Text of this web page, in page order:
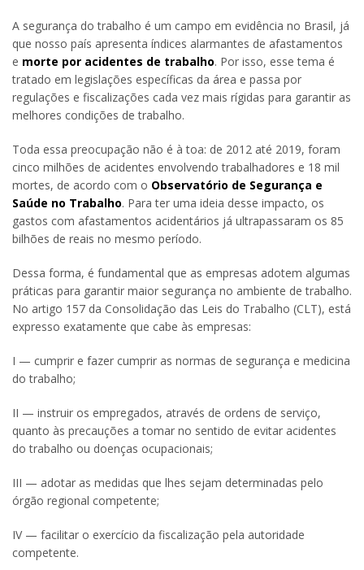
A segurança do trabalho é um campo em evidência no Brasil, já
que nosso país apresenta índices alarmantes de afastamentos
e morte por acidentes de trabalho. Por isso, esse tema é
tratado em legislações específicas da área e passa por
regulações e fiscalizações cada vez mais rígidas para garantir as
melhores condições de trabalho.
Toda essa preocupação não é à toa: de 2012 até 2019, foram
cinco milhões de acidentes envolvendo trabalhadores e 18 mil
mortes, de acordo com o Observatório de Segurança e
Saúde no Trabalho. Para ter uma ideia desse impacto, os
gastos com afastamentos acidentários já ultrapassaram os 85
bilhões de reais no mesmo período.
Dessa forma, é fundamental que as empresas adotem algumas
práticas para garantir maior segurança no ambiente de trabalho.
No artigo 157 da Consolidação das Leis do Trabalho (CLT), está
expresso exatamente que cabe às empresas:
I — cumprir e fazer cumprir as normas de segurança e medicina
do trabalho;
II — instruir os empregados, através de ordens de serviço,
quanto às precauções a tomar no sentido de evitar acidentes
do trabalho ou doenças ocupacionais;
III — adotar as medidas que lhes sejam determinadas pelo
órgão regional competente;
IV — facilitar o exercício da fiscalização pela autoridade
competente.